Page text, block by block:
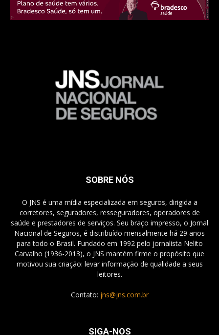
SOBRE NÓS
O JNS é uma mídia especializada em seguros, dirigida a
corretores, seguradores, resseguradores, operadores de
saúde e prestadores de serviços. Seu braço impresso, o Jornal
Nacional de Seguros, é distribuído mensalmente há 29 anos
para todo o Brasil. Fundado em 1992 pelo jornalista Nelito
Carvalho (1936-2013), o JNS mantém firme o propósito que
motivou sua criação: levar informação de qualidade a seus
leitores.
Contato: jns@jns.com.br
SIGA-NOS